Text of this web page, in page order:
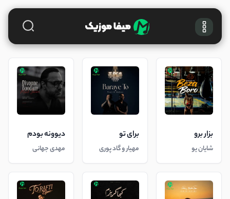
بزار برو
شایان یو
برای تو
مهیار و گاد پوری
دیوونه بودم
مهدی جهانی